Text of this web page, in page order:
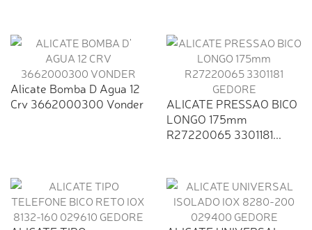
Alicate Bomba D Agua 12
Crv 3662000300 Vonder
ALICATE PRESSAO BICO
LONGO 175mm
R27220065 3301181...